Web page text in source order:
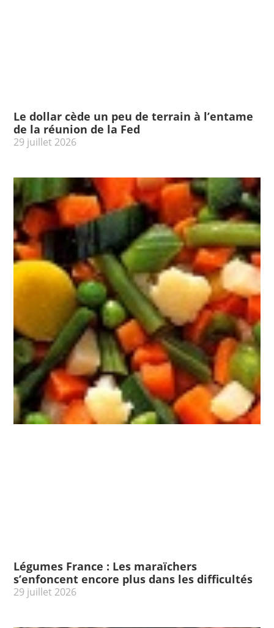
Le dollar cède un peu de terrain à l’entame
de la réunion de la Fed
29 juillet 2026
Légumes France : Les maraïchers
s’enfoncent encore plus dans les difficultés
29 juillet 2026